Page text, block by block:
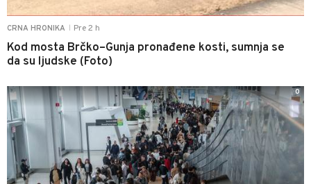
CRNA HRONIKA Pre 2 h
Kod mosta Brčko–Gunja pronađene kosti, sumnja se
da su ljudske (Foto)
0